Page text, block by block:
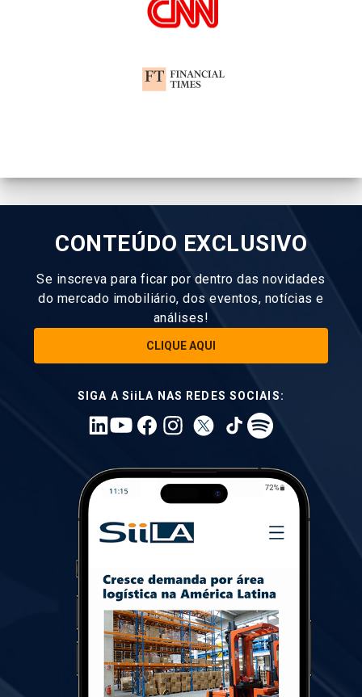
CONTEÚDO EXCLUSIVO
Se inscreva para ficar por dentro das novidades
do mercado imobiliário, dos eventos, notícias e
análises!
CLIQUE AQUI
SIGA A SiiLA NAS REDES SOCIAIS: